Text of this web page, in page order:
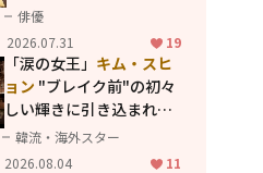
い」ハンディファン4台の
暑さ対策も明かす
俳優
2026.07.31
19
「涙の女王」 キム・スヒ
ョン "ブレイク前"の初々
しい輝きに引き込まれ
る...2PM テギョン
共演の青春名作「ドリー
韓流・海外スター
2026.08.04
11